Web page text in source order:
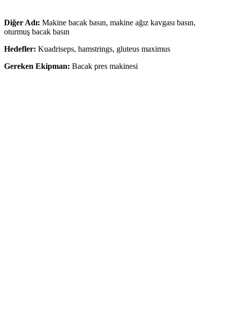
Diğer Adı: Makine bacak basın, makine ağız kavgası basın,
oturmuş bacak basın
Hedefler: Kuadriseps, hamstrings, gluteus maximus
Gereken Ekipman: Bacak pres makinesi